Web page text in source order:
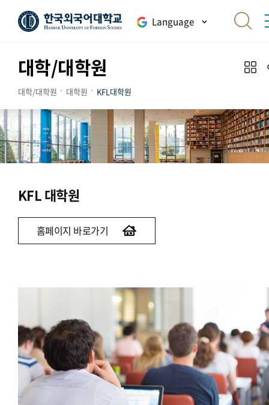
Language
대학/대학원
대학/대학원 대학원 KFL대학원
KFL 대학원
홈페이지 바로가기